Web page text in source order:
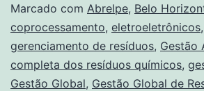
Marcado com Abrelpe, Belo
coprocessamento, eletroeletrônicos,
gerenciamento de resíduos, Gestão
completa dos resíduos químicos,
Gestão Global, Gestão Global de